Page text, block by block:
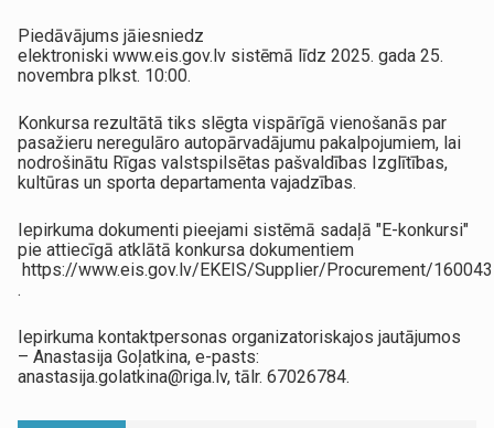
Piedāvājums jāiesniedz
elektroniski www.eis.gov.lv sistēmā līdz 2025. gada 25.
novembra plkst. 10:00.​
Konkursa rezultātā tiks slēgta vispārīgā vienošanās par
pasažieru neregulāro autopārvadājumu pakalpojumiem, lai
nodrošinātu Rīgas valstspilsētas pašvaldības Izglītības,
kultūras un sporta departamenta vajadzības.
Iepirkuma dokumenti pieejami sistēmā sadaļā "E-konkursi"
pie attiecīgā atklātā konkursa dokumentiem
https://www.eis.gov.lv/EKEIS/Supplier/Procurement/160043
.
Iepirkuma kontaktpersonas organizatoriskajos jautājumos
– Anastasija Goļatkina, e-pasts:
anastasija.golatkina@riga.lv, tālr. 67026784.